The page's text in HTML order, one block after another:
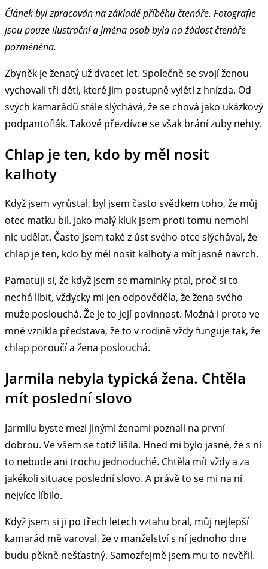
Článek byl zpracován na základě příběhu čtenáře. Fotografie
jsou pouze ilustrační a jména osob byla na žádost čtenáře
pozměněna.
Zbyněk je ženatý už dvacet let. Společně se svojí ženou
vychovali tři děti, které jim postupně vylétl z hnízda. Od
svých kamarádů stále slýchává, že se chová jako ukázkový
podpantoflák. Takové přezdívce se však brání zuby nehty.
Chlap je ten, kdo by měl nosit
kalhoty
Když jsem vyrůstal, byl jsem často svědkem toho, že můj
otec matku bil. Jako malý kluk jsem proti tomu nemohl
nic udělat. Často jsem také z úst svého otce slýchával, že
chlap je ten, kdo by měl nosit kalhoty a mít jasně navrch.
Pamatuji si, že když jsem se maminky ptal, proč si to
nechá líbit, vždycky mi jen odpověděla, že žena svého
muže poslouchá. Že je to její povinnost. Možná i proto ve
mně vznikla představa, že to v rodině vždy funguje tak, že
chlap poroučí a žena poslouchá.
Jarmila nebyla typická žena. Chtěla
mít poslední slovo
Jarmilu byste mezi jinými ženami poznali na první
dobrou. Ve všem se totiž lišila. Hned mi bylo jasné, že s ní
to nebude ani trochu jednoduché. Chtěla mít vždy a za
jakékoli situace poslední slovo. A právě to se mi na ní
nejvíce líbilo.
Když jsem si ji po třech letech vztahu bral, můj nejlepší
kamarád mě varoval, že v manželství s ní jednoho dne
budu pěkně nešťastný. Samozřejmě jsem mu to nevěřil.